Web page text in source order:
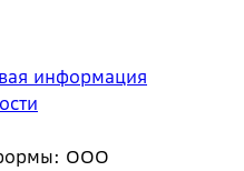
информация
ООО